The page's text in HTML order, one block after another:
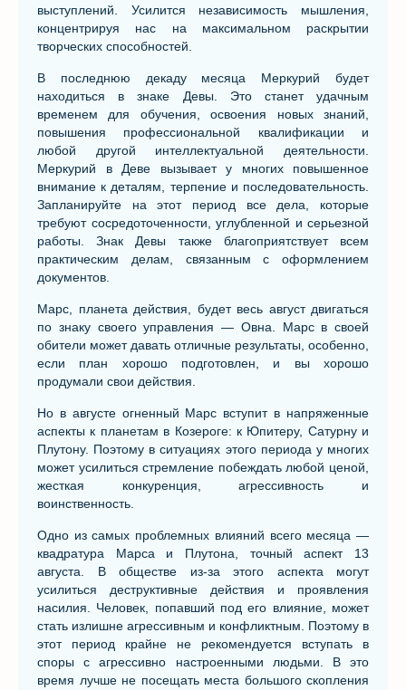
выступлений. Усилится независимость мышления,
концентрируя нас на максимальном раскрытии
творческих способностей.
В последнюю декаду месяца Меркурий будет
находиться в знаке Девы. Это станет удачным
временем для обучения, освоения новых знаний,
повышения профессиональной квалификации и
любой другой интеллектуальной деятельности.
Меркурий в Деве вызывает у многих повышенное
внимание к деталям, терпение и последовательность.
Запланируйте на этот период все дела, которые
требуют сосредоточенности, углубленной и серьезной
работы. Знак Девы также благоприятствует всем
практическим делам, связанным с оформлением
документов.
Марс, планета действия, будет весь август двигаться
по знаку своего управления — Овна. Марс в своей
обители может давать отличные результаты, особенно,
если план хорошо подготовлен, и вы хорошо
продумали свои действия.
Но в августе огненный Марс вступит в напряженные
аспекты к планетам в Козероге: к Юпитеру, Сатурну и
Плутону. Поэтому в ситуациях этого периода у многих
может усилиться стремление побеждать любой ценой,
жесткая конкуренция, агрессивность и
воинственность.
Одно из самых проблемных влияний всего месяца —
квадратура Марса и Плутона, точный аспект 13
августа. В обществе из-за этого аспекта могут
усилиться деструктивные действия и проявления
насилия. Человек, попавший под его влияние, может
стать излишне агрессивным и конфликтным. Поэтому в
этот период крайне не рекомендуется вступать в
споры с агрессивно настроенными людьми. В это
время лучше не посещать места большого скопления